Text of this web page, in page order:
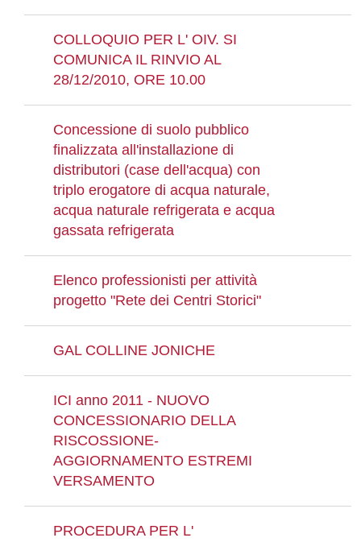
COLLOQUIO PER L' OIV. SI
COMUNICA IL RINVIO AL
28/12/2010, ORE 10.00
Concessione di suolo pubblico
finalizzata all'installazione di
distributori (case dell'acqua) con
triplo erogatore di acqua naturale,
acqua naturale refrigerata e acqua
gassata refrigerata
Elenco professionisti per attività
progetto "Rete dei Centri Storici"
GAL COLLINE JONICHE
ICI anno 2011 - NUOVO
CONCESSIONARIO DELLA
RISCOSSIONE-
AGGIORNAMENTO ESTREMI
VERSAMENTO
PROCEDURA PER L'